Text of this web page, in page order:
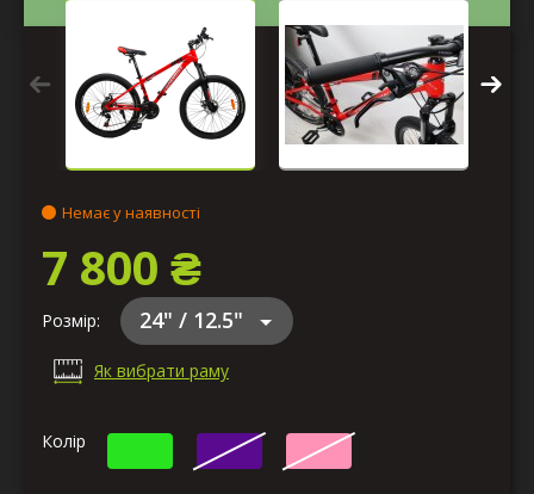
Немає у наявності
7 800 ₴
Розмір: 24" / 12.5"
Як вибрати раму
Колір